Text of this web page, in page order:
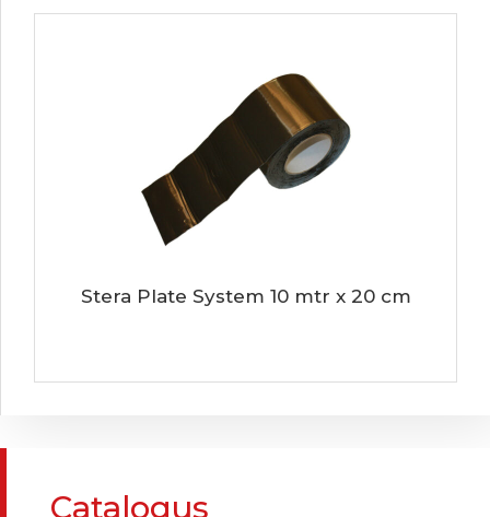
Catalogus
Stera Plate System 10 mtr x 20 cm